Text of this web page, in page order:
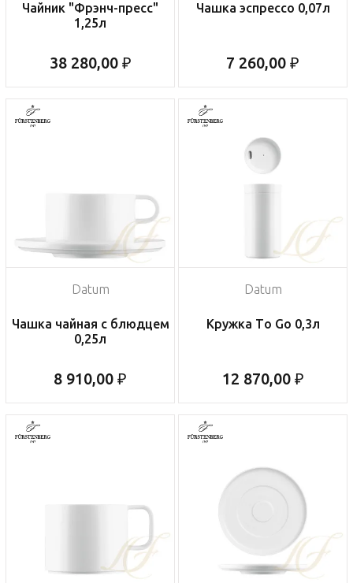
Чайник "Фрэнч-пресс"
1,25л
38 280,00 ₽
Чашка эспрессо 0,07л
7 260,00 ₽
Datum
Чашка чайная с блюдцем
0,25л
8 910,00 ₽
Datum
Кружка To Go 0,3л
12 870,00 ₽